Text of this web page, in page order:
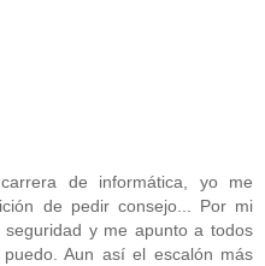
de informática, yo me
de pedir consejo... Por mi
y me apunto a todos
Aun así el escalón más